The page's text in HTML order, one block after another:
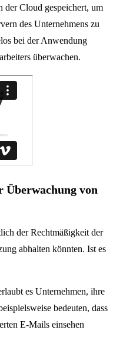
der Cloud gespeichert, um
des Unternehmens zu
bei der Anwendung
überwachen.
Überwachung von
der Rechtmäßigkeit der
abhalten könnten. Ist es
es Unternehmen, ihre
bedeuten, dass
E-Mails einsehen